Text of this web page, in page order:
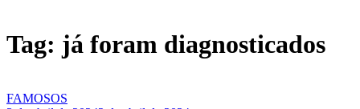
Tag: já foram diagnosticados
FAMOSOS